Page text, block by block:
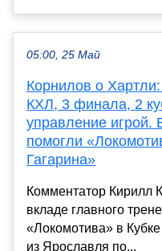
05:00, 25 Май
Корнилов о
КХЛ, 3 финала, 2
управление игрой.
помогли
Гагарина»
Комментатор Кирилл
вкладе главного
«Локомотива» в
из Ярославля по...